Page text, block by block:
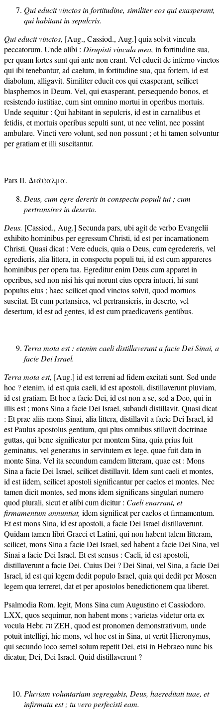
Qui educit vinctos in fortitudine, similiter eos qui exasperant,
qui habitant in sepulcris.
Qui educit vinctos, [Aug., Cassiod., Aug.] quia solvit vincula
peccatorum. Unde alibi : Dirupisti vincula mea, in fortitudine sua,
per quam fortes sunt qui ante non erant. Vel educit de inferno vinctos
qui ibi tenebantur, ad caelum, in fortitudine sua, qua fortem, id est
diabolum, alligavit. Similiter educit eos qui exasperant, scilicet
blasphemos in Deum. Vel, qui exasperant, persequendo bonos, et
resistendo iustitiae, cum sint omnino mortui in operibus mortuis.
Unde sequitur : Qui habitant in sepulcris, id est in carnalibus et
fetidis, et mortuis operibus sepulti sunt, ut nec velint, nec possint
ambulare. Vincti vero volunt, sed non possunt ; et hi tamen solvuntur
per gratiam et illi suscitantur.
Pars II. Διάψαλμα.
Deus, cum egre dereris in conspectu populi tui ; cum
pertransires in deserto.
Deus. [Cassiod., Aug.] Secunda pars, ubi agit de verbo Evangelii
exhibito hominibus per egressum Christi, id est per incarnationem
Christi. Quasi dicat : Vere educis, quia o Deus, cum egredereris, vel
egredieris, alia littera, in conspectu populi tui, id est cum appareres
hominibus per opera tua. Egreditur enim Deus cum apparet in
operibus, sed non nisi his qui norunt eius opera intueri, hi sunt
populus eius ; haec scilicet quod vinctos solvit, quod mortuos
suscitat. Et cum pertansires, vel pertransieris, in deserto, vel
desertum, id est ad gentes, id est cum praedicaveris gentibus.
Terra mota est : etenim caeli distillaverunt a facie Dei Sinai, a
facie Dei Israel.
Terra mota est, [Aug.] id est terreni ad fidem excitati sunt. Sed unde
hoc ? etenim, id est quia caeli, id est apostoli, distillaverunt pluviam,
id est gratiam. Et hoc a facie Dei, id est non a se, sed a Deo, qui in
illis est ; mons Sina a facie Dei Israel, subaudi distillavit. Quasi dicat
: Et prae aliis mons Sinai, alia littera, distillavit a facie Dei Israel, id
est Paulus apostolus gentium, qui plus omnibus stillavit doctrinae
guttas, qui bene significatur per montem Sina, quia prius fuit
geminatus, vel generatus in servitutem ex lege, quae fuit data in
monte Sina. Vel ita secundum eamdem litteram, quae est : Mons
Sina a facie Dei Israel, scilicet distillavit. Idem sunt caeli et montes,
id est iidem, scilicet apostoli significantur per caelos et montes. Nec
tamen dicit montes, sed mons idem significans singulari numero
quod plurali, sicut et alibi cum dicitur : Caeli enarrant, et
firmamentum annuntiat, idem significat per caelos et firmamentum.
Et est mons Sina, id est apostoli, a facie Dei Israel distillaverunt.
Quidam tamen libri Graeci et Latini, qui non habent talem litteram,
scilicet, mons Sina a facie Dei Israel, sed habent a facie Dei Sina, vel
Sinai a facie Dei Israel. Et est sensus : Caeli, id est apostoli,
distillaverunt a facie Dei. Cuius Dei ? Dei Sinai, vel Sina, a facie Dei
Israel, id est qui legem dedit populo Israel, quia qui dedit per Mosen
legem qua terreret, dat et per apostolos benedictionem qua liberet.
Psalmodia Rom. legit, Mons Sina cum Augustino et Cassiodoro.
LXX, quos sequimur, non habent mons ; varietas videtur orta ex
vocula Hebr. זה ZEH, quod est pronomen demonstrativum, unde
potuit intelligi, hic mons, vel hoc est in Sina, ut vertit Hieronymus,
qui secundo loco semel solum repetit Dei, etsi in Hebraeo nunc bis
dicatur, Dei, Dei Israel. Quid distillaverunt ?
Pluviam voluntariam segregabis, Deus, haereditati tuae, et
infirmata est ; tu vero perfecisti eam.